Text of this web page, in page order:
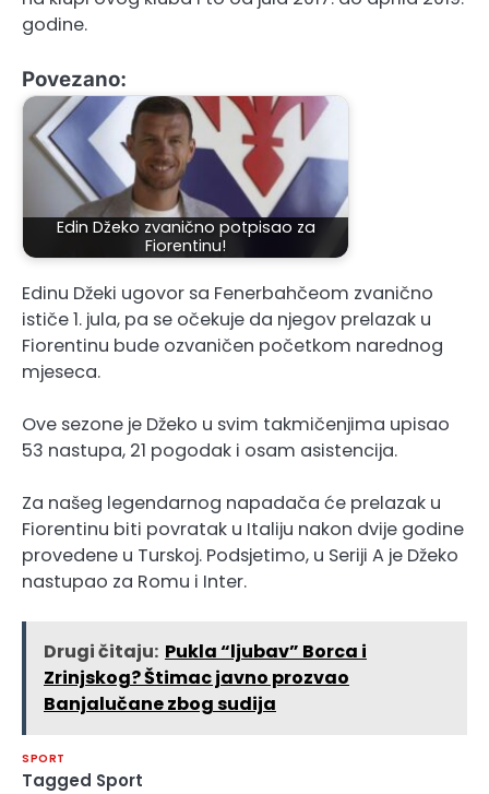
godine.
Povezano:
Edin Džeko zvanično potpisao za
Fiorentinu!
Edinu Džeki ugovor sa Fenerbahčeom zvanično
ističe 1. jula, pa se očekuje da njegov prelazak u
Fiorentinu bude ozvaničen početkom narednog
mjeseca.
Ove sezone je Džeko u svim takmičenjima upisao
53 nastupa, 21 pogodak i osam asistencija.
Za našeg legendarnog napadača će prelazak u
Fiorentinu biti povratak u Italiju nakon dvije godine
provedene u Turskoj. Podsjetimo, u Seriji A je Džeko
nastupao za Romu i Inter.
Drugi čitaju: Pukla “ljubav” Borca i
Zrinjskog? Štimac javno prozvao
Banjalučane zbog sudija
SPORT
Tagged Sport